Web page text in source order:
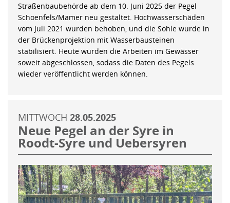
Straßenbaubehörde ab dem 10. Juni 2025 der Pegel
Schoenfels/Mamer neu gestaltet. Hochwasserschäden
vom Juli 2021 wurden behoben, und die Sohle wurde in
der Brückenprojektion mit Wasserbausteinen
stabilisiert. Heute wurden die Arbeiten im Gewässer
soweit abgeschlossen, sodass die Daten des Pegels
wieder veröffentlicht werden können.
MITTWOCH 28.05.2025
Neue Pegel an der Syre in
Roodt-Syre und Uebersyren